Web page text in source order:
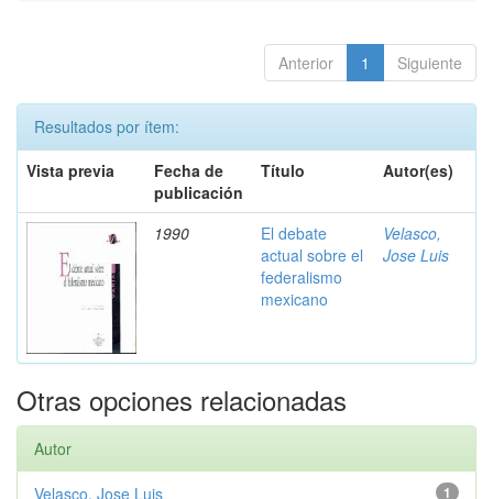
Anterior 1 Siguiente
Resultados por ítem:
Vista previa
Fecha de
publicación
Título Autor(es)
1990
El debate
actual sobre el
federalismo
mexicano
Velasco,
Jose Luis
Otras opciones relacionadas
Autor
1
Velasco, Jose Luis